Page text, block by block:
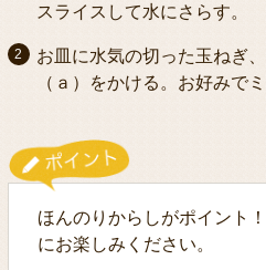
スライスして水にさらす。
お皿に水気の切った玉ねぎ
（ａ）をかける。お好みで
ほんのりからしがポイント
にお楽しみください。